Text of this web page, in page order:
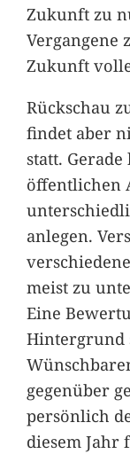
Zukunft zu
Vergangene
Zukunft
Rückschau
findet aber
statt.
öffentlichen
anlegen.
meist zu
Eine
Hintergrund
gegenüber
persönlich
diesem Jahr